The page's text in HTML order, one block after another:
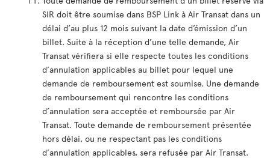
SIR doit être soumise dans BSP Link à Air Transat dans un
délai d’au plus 12 mois suivant la date d’émission d’un
billet. Suite à la réception d’une telle demande, Air
Transat vérifiera si elle respecte toutes les conditions
d’annulation applicables au billet pour lequel une
demande de remboursement est soumise. Une demande
de remboursement qui rencontre les conditions
d’annulation sera acceptée et remboursée par Air
Transat. Toute demande de remboursement présentée
hors délai, ou ne respectant pas les conditions
d’annulation applicables, sera refusée par Air Transat.